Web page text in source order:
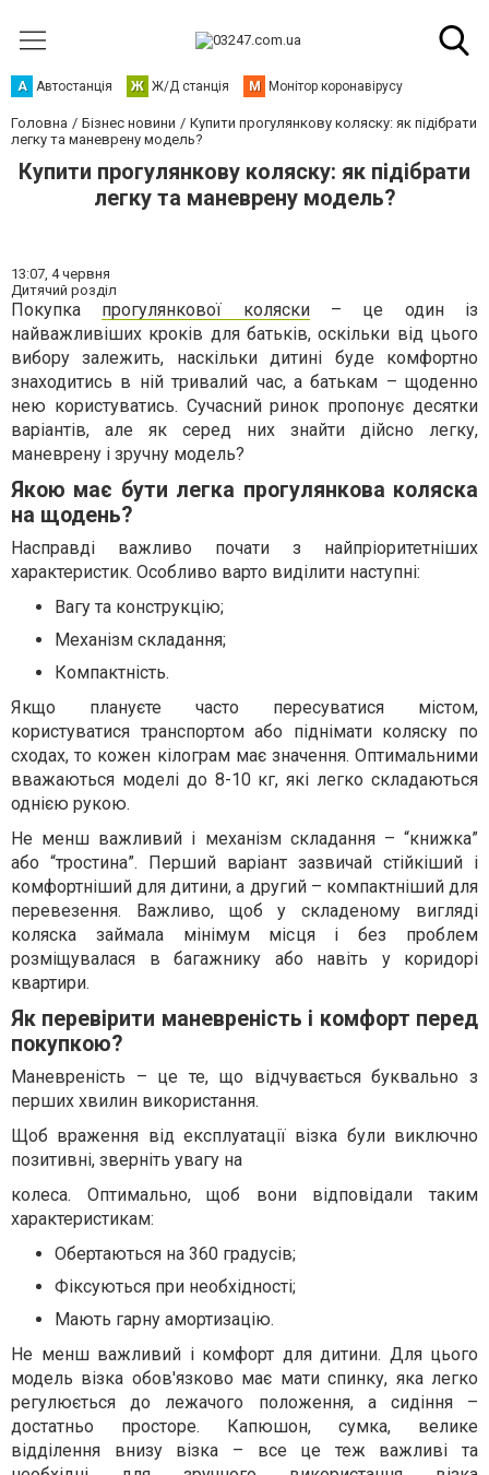
А Автостанція Ж Ж/Д станція М Монітор коронавірусу
Головна Бізнес новини
Купити прогулянкову коляску: як підібрати
легку та маневрену модель?
Купити прогулянкову коляску: як підібрати
легку та маневрену модель?
13:07, 4 червня
Дитячий розділ
Покупка прогулянкової коляски– це один із
найважливіших кроків для батьків, оскільки від цього
вибору залежить, наскільки дитині буде комфортно
знаходитись в ній тривалий час, а батькам – щоденно
нею користуватись. Сучасний ринок пропонує десятки
варіантів, але як серед них знайти дійсно легку,
маневрену і зручну модель?
Якою має бути легка прогулянкова коляска
на щодень?
Насправді важливо почати з найпріоритетніших
характеристик. Особливо варто виділити наступні:
Вагу та конструкцію;
Механізм складання;
Компактність.
Якщо плануєте часто пересуватися містом,
користуватися транспортом або піднімати коляску по
сходах, то кожен кілограм має значення. Оптимальними
вважаються моделі до 8-10 кг, які легко складаються
однією рукою.
Не менш важливий і механізм складання – “книжка”
або “тростина”. Перший варіант зазвичай стійкіший і
комфортніший для дитини, а другий – компактніший для
перевезення. Важливо, щоб у складеному вигляді
коляска займала мінімум місця і без проблем
розміщувалася в багажнику або навіть у коридорі
квартири.
Як перевірити маневреність і комфорт перед
покупкою?
Маневреність – це те, що відчувається буквально з
перших хвилин використання.
Щоб враження від експлуатації візка були виключно
позитивні, зверніть увагу на
колеса. Оптимально, щоб вони відповідали таким
характеристикам:
Обертаються на 360 градусів;
Фіксуються при необхідності;
Мають гарну амортизацію.
Не менш важливий і комфорт для дитини. Для цього
модель візка обов'язково має мати спинку, яка легко
регулюється до лежачого положення, а сидіння –
достатньо просторе. Капюшон, сумка, велике
відділення внизу візка – все це теж важливі та